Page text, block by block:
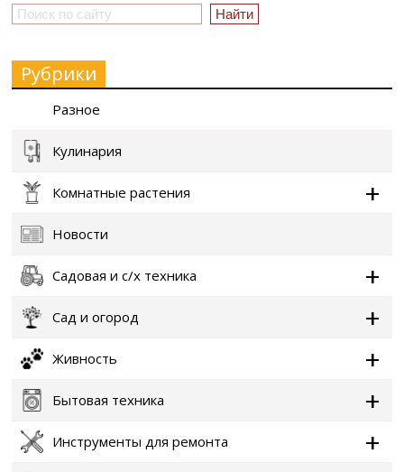
Рубрики
Разное
Кулинария
Комнатные растения
Новости
Садовая и с/х техника
Сад и огород
Живность
Бытовая техника
Инструменты для ремонта